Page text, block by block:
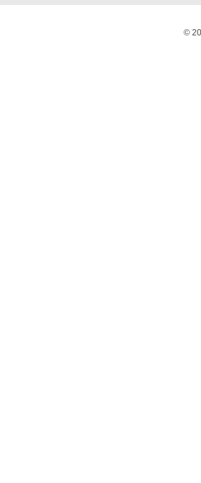
©